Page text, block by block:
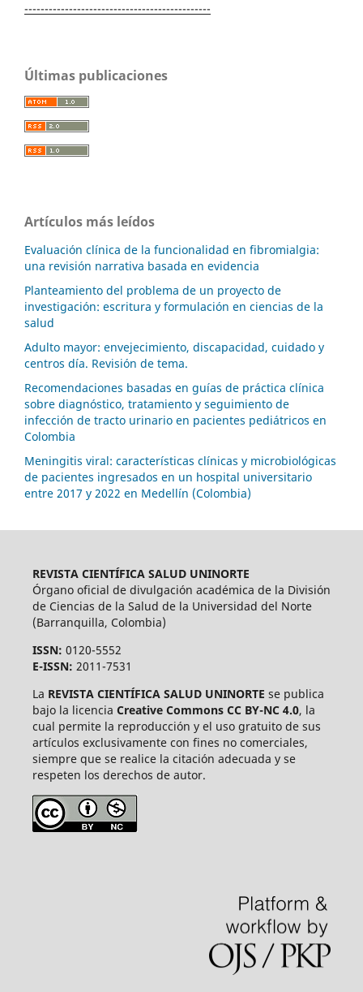
----------------------------------------------
Últimas publicaciones
Artículos más leídos
Evaluación clínica de la funcionalidad en fibromialgia:
una revisión narrativa basada en evidencia
Planteamiento del problema de un proyecto de
investigación: escritura y formulación en ciencias de la
salud
Adulto mayor: envejecimiento, discapacidad, cuidado y
centros día. Revisión de tema.
Recomendaciones basadas en guías de práctica clínica
sobre diagnóstico, tratamiento y seguimiento de
infección de tracto urinario en pacientes pediátricos en
Colombia
Meningitis viral: características clínicas y microbiológicas
de pacientes ingresados en un hospital universitario
entre 2017 y 2022 en Medellín (Colombia)
REVISTA CIENTÍFICA SALUD UNINORTE
Órgano oficial de divulgación académica de la División
de Ciencias de la Salud de la Universidad del Norte
(Barranquilla, Colombia)
ISSN: 0120-5552
E-ISSN: 2011-7531
La REVISTA CIENTÍFICA SALUD UNINORTE se publica
bajo la licencia Creative Commons CC BY-NC 4.0, la
cual permite la reproducción y el uso gratuito de sus
artículos exclusivamente con fines no comerciales,
siempre que se realice la citación adecuada y se
respeten los derechos de autor.